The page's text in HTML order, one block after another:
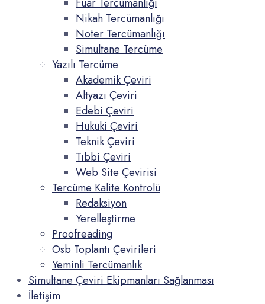
Nikah Tercümanlığı
Noter Tercümanlığı
Simultane Tercüme
Yazılı Tercüme
Akademik Çeviri
Altyazı Çeviri
Edebi Çeviri
Hukuki Çeviri
Teknik Çeviri
Tıbbi Çeviri
Web Site Çevirisi
Tercüme Kalite Kontrolü
Redaksiyon
Yerelleştirme
Proofreading
Osb Toplantı Çevirileri
Yeminli Tercümanlık
Simultane Çeviri Ekipmanları Sağlanması
İletişim